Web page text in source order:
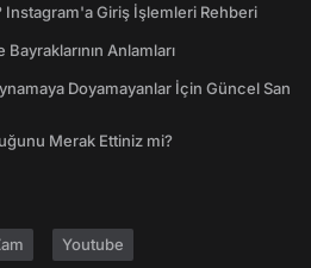
Instagram'a Giriş İşlemleri Rehberi
Anlamları
Doyamayanlar İçin Güncel San
Merak Ettiniz mi?
Youtube